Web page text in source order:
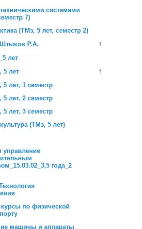
системами
7)
(ТМз, 5 лет, семестр 2)
Р.А.
лет
5 лет
лет, 1 семестр
лет, 2 семестр
лет, 3 семестр
(ТМз, 5 лет)
управление
года_2
по физической
машины и аппараты